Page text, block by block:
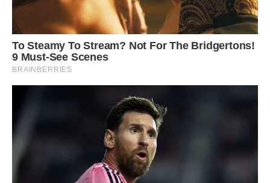
телефон. За мить я почув, як вона розмовляє з кимось:
– Привіт, любий! Ти знаєш, мій кудись повіявся, схоже, що
з розлученням проблем не буде. Приїжджай, підемо
святкувати цю радісну подію.
Схопила сумочку і пішла геть, навіть не вимкнувши світла.
Якби я не стояв біля стіни, то, певне, просто впав би на
підлогу, а так сповз. Декілька хвилин сидів, ні про що не
думаючи і не рухаючись. Просто плакав. Плакав, як
малюк. У голові крутилось: “Проблем з розлученням не
буде”.
Що ж, зрештою подумав я, єдина втіха те, що все ж